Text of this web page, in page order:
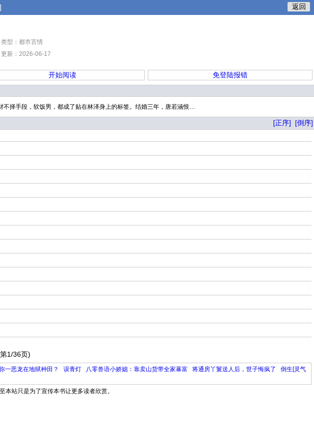
返回
类型：都市言情
更新：2026-06-17
开始阅读 免登陆报错
不择手段，软饭男，都成了贴在林泽身上的标签。结婚三年，唐若涵恨…
[正序]
[倒序]
1/36页)
一恶龙在地狱种田？ 误青灯 八零兽语小娇媳：靠卖山货带全家暴富 将通房丫鬟送人后，世子悔疯了
倒生[灵气
站只是为了宣传本书让更多读者欣赏。